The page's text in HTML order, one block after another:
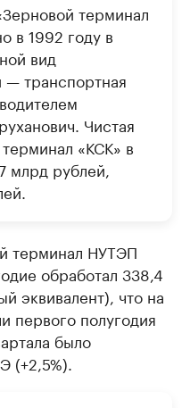
терминал
в 1992 году в
вид
— транспортная
Чистая
«КСК» в
млрд рублей,
терминал НУТЭП
обработал 338,4
эквивалент), что на
первого полугодия
было
(+2,5%).